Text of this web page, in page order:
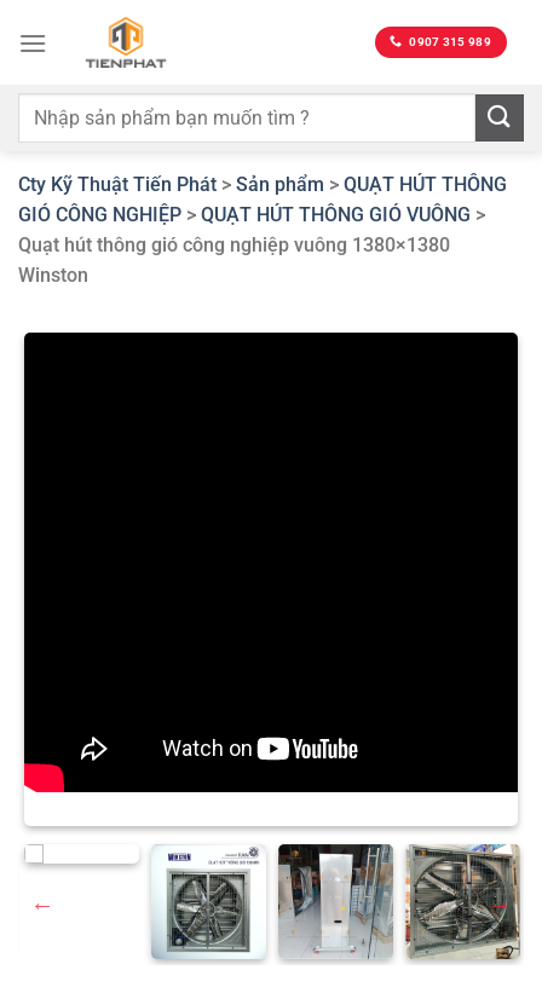
qua
dung
0907 315 989
Cty Kỹ Thuật Tiến Phát > Sản phẩm > QUẠT HÚT THÔNG
GIÓ CÔNG NGHIỆP > QUẠT HÚT THÔNG GIÓ VUÔNG >
Quạt hút thông gió công nghiệp vuông 1380×1380
Winston